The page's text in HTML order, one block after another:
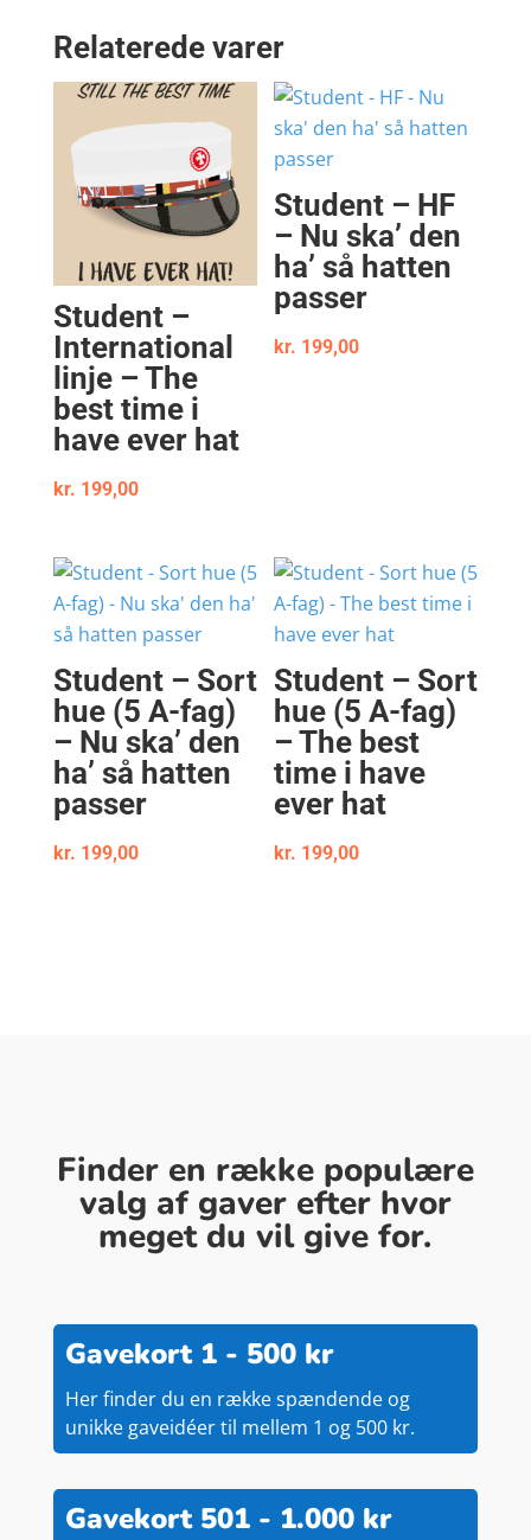
Relaterede varer
Student –
International
linje – The
best time i
have ever hat
kr. 199,00
Student – HF
– Nu ska’ den
ha’ så hatten
passer
kr. 199,00
Student – Sort
hue (5 A-fag)
– Nu ska’ den
ha’ så hatten
passer
kr. 199,00
Student – Sort
hue (5 A-fag)
– The best
time i have
ever hat
kr. 199,00
Finder en række populære
valg af gaver efter hvor
meget du vil give for.
Gavekort 1 - 500 kr
Her finder du en række spændende og
unikke gaveidéer til mellem 1 og 500 kr.
Gavekort 501 - 1.000 kr